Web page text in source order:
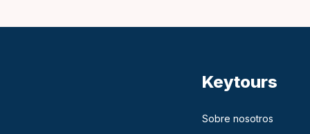
Keytours
Sobre nosotros